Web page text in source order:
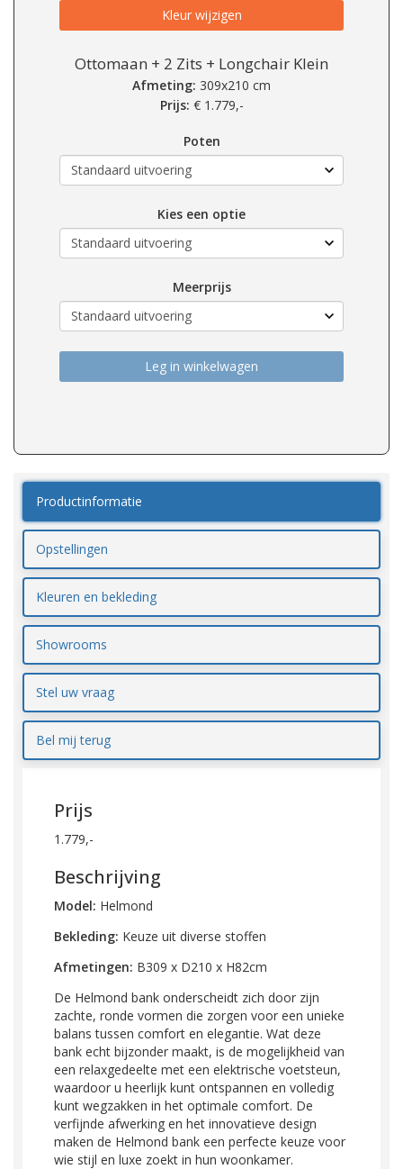
Kleur wijzigen
Ottomaan + 2 Zits + Longchair Klein
Afmeting: 309x210 cm
Prijs: € 1.779,-
Poten
Kies een optie
Meerprijs
Leg in winkelwagen
Productinformatie
Opstellingen
Kleuren en bekleding
Showrooms
Stel uw vraag
Bel mij terug
Prijs
1.779,-
Beschrijving
Model: Helmond
Bekleding: Keuze uit diverse stoffen
Afmetingen: B309 x D210 x H82cm
De Helmond bank onderscheidt zich door zijn
zachte, ronde vormen die zorgen voor een unieke
balans tussen comfort en elegantie. Wat deze
bank echt bijzonder maakt, is de mogelijkheid van
een relaxgedeelte met een elektrische voetsteun,
waardoor u heerlijk kunt ontspannen en volledig
kunt wegzakken in het optimale comfort. De
verfijnde afwerking en het innovatieve design
maken de Helmond bank een perfecte keuze voor
wie stijl en luxe zoekt in hun woonkamer.